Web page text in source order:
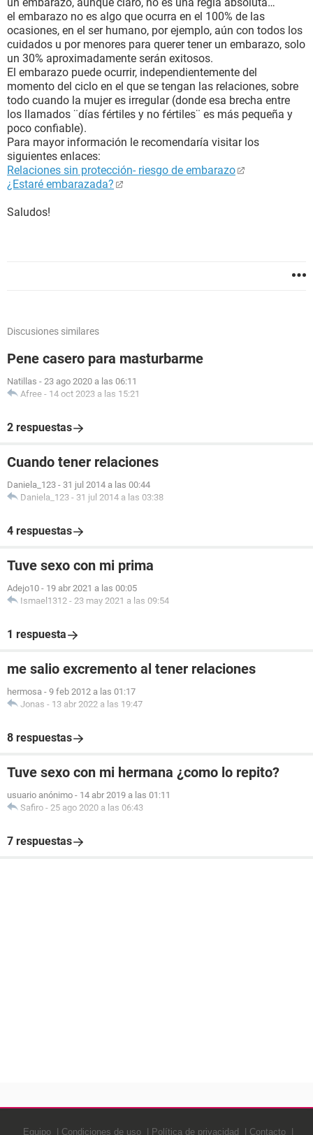
el embarazo no es algo que ocurra en el 100% de las
ocasiones, en el ser humano, por ejemplo, aún con todos los
cuidados u por menores para querer tener un embarazo, solo
un 30% aproximadamente serán exitosos.
El embarazo puede ocurrir, independientemente del
momento del ciclo en el que se tengan las relaciones, sobre
todo cuando la mujer es irregular (donde esa brecha entre
los llamados ¨días fértiles y no fértiles¨ es más pequeña y
poco confiable).
Para mayor información le recomendaría visitar los
siguientes enlaces:
Relaciones sin protección- riesgo de embarazo
¿Estaré embarazada?
Saludos!
Discusiones similares
Pene casero para masturbarme
Natillas - 23 ago 2020 a las 06:11
Afree - 14 oct 2023 a las 15:21
2 respuestas
Cuando tener relaciones
Daniela_123 - 31 jul 2014 a las 00:44
Daniela_123 - 31 jul 2014 a las 03:38
4 respuestas
Tuve sexo con mi prima
Adejo10 - 19 abr 2021 a las 00:05
Ismael1312 - 23 may 2021 a las 09:54
1 respuesta
me salio excremento al tener relaciones
hermosa - 9 feb 2012 a las 01:17
Jonas - 13 abr 2022 a las 19:47
8 respuestas
Tuve sexo con mi hermana ¿como lo repito?
usuario anónimo - 14 abr 2019 a las 01:11
Safiro - 25 ago 2020 a las 06:43
7 respuestas
Equipo Condiciones de uso Política de privacidad Contacto